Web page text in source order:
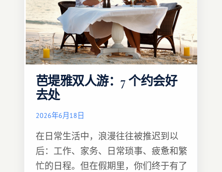
芭堤雅双人游：7 个约会好
去处
2026年6月18日
在日常生活中，浪漫往往被推迟到以
后：工作、家务、日常琐事、疲惫和繁
忙的日程。但在假期里，你们终于有了